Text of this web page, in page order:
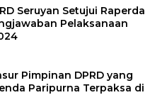
Seruyan Setujui Raperda
Pelaksanaan
Pimpinan DPRD yang
Paripurna Terpaksa di